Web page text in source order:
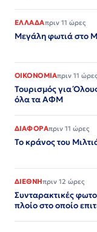
ΕΛΛΑΔΑπριν 11 ώρες
Μεγάλη φωτιά στο
ΟΙΚΟΝΟΜΙΑπριν 11 ώρες
Τουρισμός για
όλα τα ΑΦΜ
ΔΙΑΦΟΡΑπριν 11 ώρες
Το κράνος του
ΔΙΕΘΝΗπριν 12 ώρες
Συνταρακτικές
πλοίο στο οποίο